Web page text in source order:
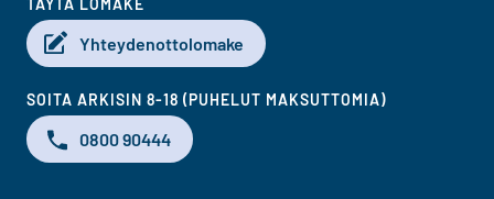
TÄYTÄ LOMAKE
Yhteydenottolomake
SOITA ARKISIN 8-18 (PUHELUT MAKSUTTOMIA)
0800 90444